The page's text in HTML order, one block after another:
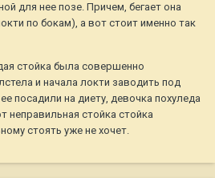
для нее позе. Причем, бегает она
по бокам), а вот стоит именно так
стойка была совершенно
и начала локти заводить под
посадили на диету, девочка похуледа
неправильная стойка стойка
стоять уже не хочет.